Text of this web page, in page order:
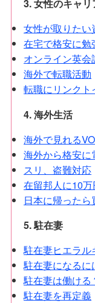
3. 女性のキャリ
女性が取りたい
在宅で格安に
オンライン英会
海外で転職活動
転職にリンク
4. 海外生活
海外で見れる
海外から格安
スリ、盗難対応
在留邦人に10
日本に帰った
5. 駐在妻
駐在妻ヒエラル
駐在妻になるに
駐在妻は働ける
駐在妻を再定義